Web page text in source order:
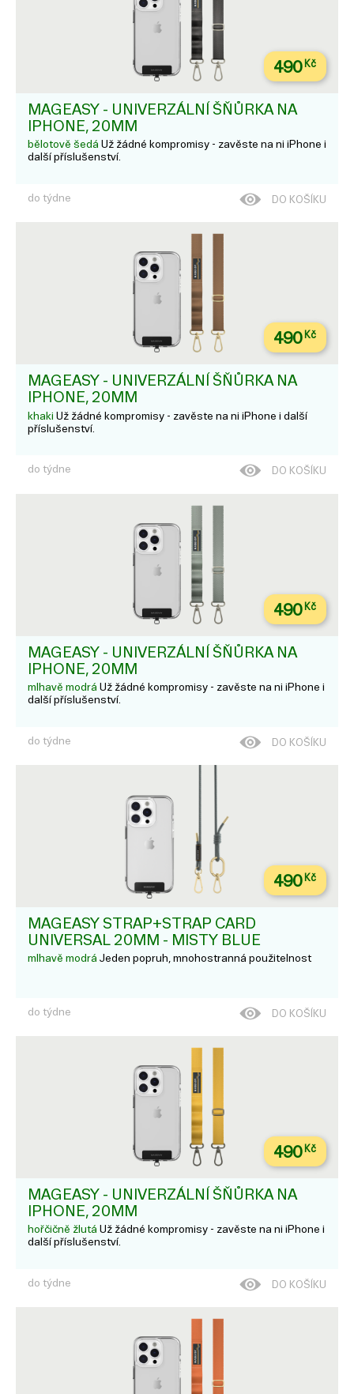
490Kč
MAGEASY - UNIVERZÁLNÍ ŠŇŮRKA NA
IPHONE, 20MM
bělotově šedá Už žádné kompromisy - zavěste na ni iPhone i
další příslušenství.
do týdne DO KOŠÍKU
490Kč
MAGEASY - UNIVERZÁLNÍ ŠŇŮRKA NA
IPHONE, 20MM
khaki Už žádné kompromisy - zavěste na ni iPhone i další
příslušenství.
do týdne DO KOŠÍKU
490Kč
MAGEASY - UNIVERZÁLNÍ ŠŇŮRKA NA
IPHONE, 20MM
mlhavě modrá Už žádné kompromisy - zavěste na ni iPhone i
další příslušenství.
do týdne DO KOŠÍKU
490Kč
MAGEASY STRAP+STRAP CARD
UNIVERSAL 20MM - MISTY BLUE
mlhavě modrá Jeden popruh, mnohostranná použitelnost
do týdne DO KOŠÍKU
490Kč
MAGEASY - UNIVERZÁLNÍ ŠŇŮRKA NA
IPHONE, 20MM
hořčičně žlutá Už žádné kompromisy - zavěste na ni iPhone i
další příslušenství.
do týdne DO KOŠÍKU